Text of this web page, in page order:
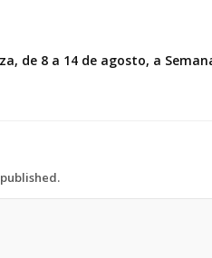
de 8 a 14 de agosto, a